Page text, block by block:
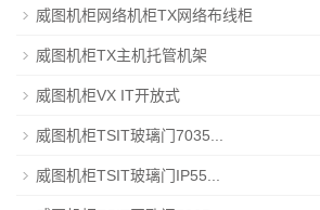
威图机柜网络机柜TX网络布线柜
威图机柜TX主机托管机架
威图机柜VX IT开放式
威图机柜TSIT玻璃门7035...
威图机柜TSIT玻璃门IP55...